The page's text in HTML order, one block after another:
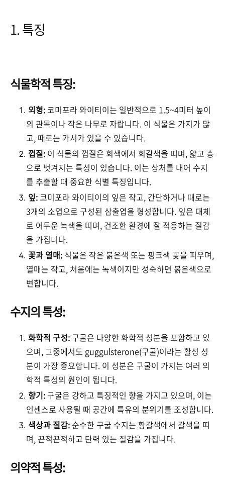
1. 특징
식물학적 특징:
외형: 코미포라 와이티이는 일반적으로 1.5~4미터 높이
의 관목이나 작은 나무로 자랍니다. 이 식물은 가지가 많
고, 때로는 가시가 있을 수 있습니다.
껍질: 이 식물의 껍질은 회색에서 회갈색을 띠며, 얇고 층
으로 벗겨지는 특성이 있습니다. 이는 상처를 내어 수지
를 추출할 때 중요한 식별 특징입니다.
잎: 코미포라 와이티이의 잎은 작고, 간단하거나 때로는
3개의 소엽으로 구성된 삼출엽을 형성합니다. 잎은 대체
로 어두운 녹색을 띠며, 건조한 환경에 잘 적응하는 질감
을 가집니다.
꽃과 열매: 식물은 작은 붉은색 또는 핑크색 꽃을 피우며,
열매는 작고, 처음에는 녹색이지만 성숙하면 붉은색으로
변합니다.
수지의 특성:
화학적 구성:구굴은 다양한 화학적 성분을 포함하고 있
으며, 그중에서도 guggulsterone(구굴)이라는 활성 성
분이 가장 중요합니다. 이 성분은 구굴이 가지는 여러 의
학적 특성의 원인이 됩니다.
향기:구굴은 강하고 특징적인 향을 가지고 있으며, 이는
인센스로 사용될 때 공간에 특유의 분위기를 조성합니다.
색상과 질감:순수한 구굴 수지는 황갈색에서 갈색을 띠
며, 끈적끈적하고 탄력 있는 질감을 가집니다.
의약적 특성: